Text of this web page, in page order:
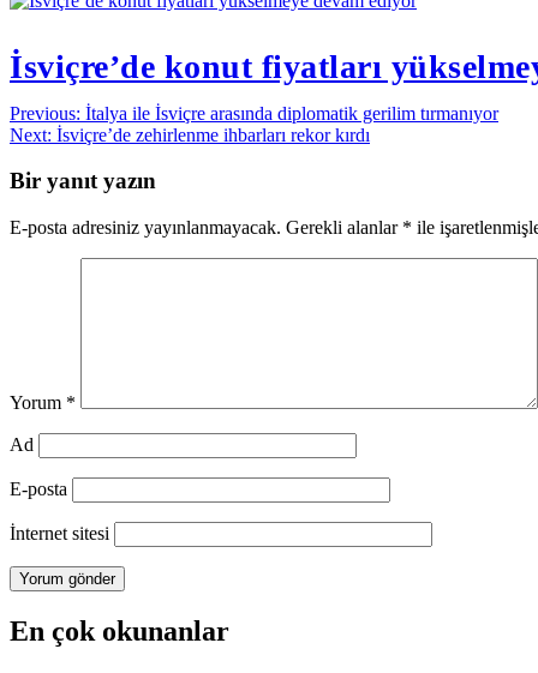
İsviçre’de konut fiyatları
Yazı
gezinmesi
Previous: İtalya ile İsviçre arasında diplomatik gerilim tırmanıyor
Next: İsviçre’de zehirlenme ihbarları rekor kırdı
Bir yanıt yazın
E-posta adresiniz yayınlanmayacak. Gerekli alanlar * ile
Yorum *
Ad
E-posta
İnternet sitesi
En çok okunanlar